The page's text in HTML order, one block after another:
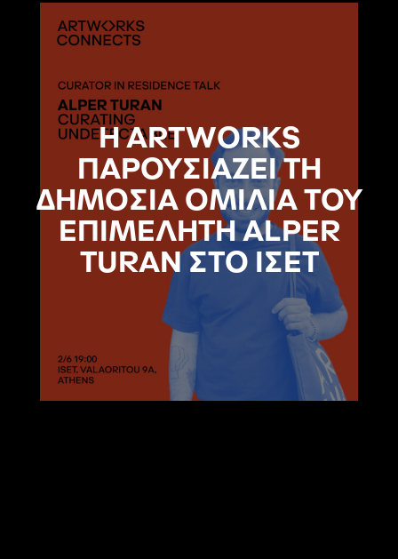
Η ARTWORKS
ΠΑΡΟΥΣΙΑΖΕΙ ΤΗ
ΔΗΜΟΣΙΑ ΟΜΙΛΙΑ ΤΟΥ
ΕΠΙΜΕΛΗΤΗ ALPER
TURAN ΣΤΟ ΙΣΕΤ